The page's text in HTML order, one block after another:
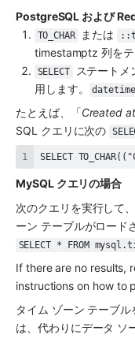
PostgreSQL および
TO_CHAR または
timestamptz 列をテ
SELECT
ステート
用します。
たとえば、「Created at
SQL クエリに次の
SELECT
MySQL クエリの場合
次のクエリを実行して
ーン テーブルがロード
SELECT * FROM
If there are no results,
instructions on how to
タイム ゾーン テーブ
は、代わりにデータ ソ